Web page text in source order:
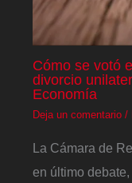
Cómo se votó
divorcio
Economía
Deja un comentario /
La Cámara de
en último